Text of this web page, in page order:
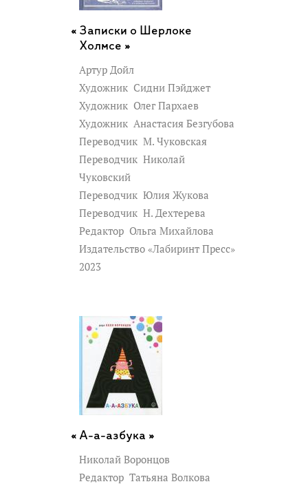
Записки о Шерлоке
Холмсе »
Артур Дойл
Художник Сидни Пэйджет
Художник Олег Пархаев
Художник Анастасия Безгубова
Переводчик М. Чуковская
Переводчик Николай
Чуковский
Переводчик Юлия Жукова
Переводчик Н. Дехтерева
Редактор Ольга Михайлова
Издательство «Лабиринт Пресс»
2023
А-а-азбука »
Николай Воронцов
Редактор Татьяна Волкова